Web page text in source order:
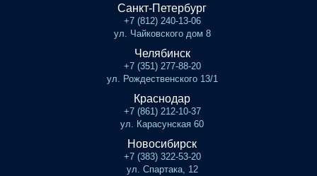
Санкт-Петербург
+7 (812) 240-13-06
ул. Чайковского дом 8
Челябинск
+7 (351) 277-88-20
ул. Рождественского 13/1
Краснодар
+7 (861) 212-10-37
ул. Карасунская 60
Новосибирск
+7 (383) 322-53-20
ул. Спартака, 12